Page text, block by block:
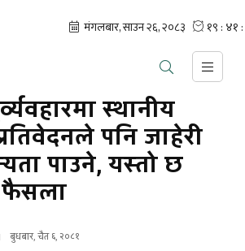
स्थानीय
पनि जाहेरी
पाउने, यस्तो छ
बुधबार, चैत ६, २०८१